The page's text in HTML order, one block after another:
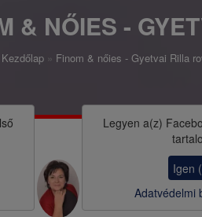
& NŐIES -
Kezdőlap Finom & nőies - Gyetvai Rilla
Legyen a(z)
Igen
Adatvédelmi